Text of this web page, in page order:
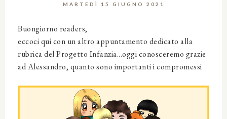
MARTEDÌ 15 GIUGNO 2021
Buongiorno readers,
eccoci qui con un altro appuntamento dedicato alla
rubrica del Progetto Infanzia...oggi conosceremo grazie
ad Alessandro, quanto sono importanti i compromessi